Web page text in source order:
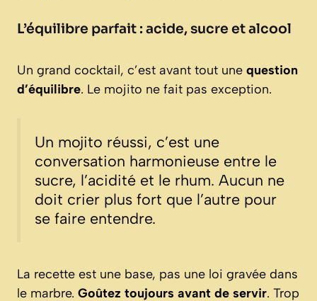
L’équilibre parfait : acide, sucre et alcool
Un grand cocktail, c’est avant tout une question
d’équilibre. Le mojito ne fait pas exception.
Un mojito réussi, c’est une
conversation harmonieuse entre le
sucre, l’acidité et le rhum. Aucun ne
doit crier plus fort que l’autre pour
se faire entendre.
La recette est une base, pas une loi gravée dans
le marbre. Goûtez toujours avant de servir. Trop